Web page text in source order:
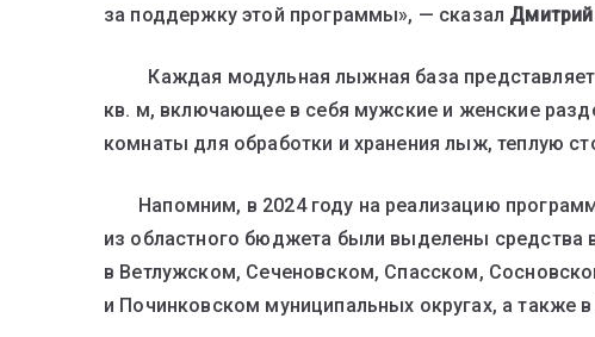
за поддержку этой программы», — сказал
Каждая модульная лыжная база
кв. м, включающее в себя мужские и женские
комнаты для обработки и хранения лыж, теплую
Напомним, в 2024 году на реализацию
из областного бюджета были выделены
в Ветлужском, Сеченовском, Спасском,
и Починковском муниципальных округах, а также